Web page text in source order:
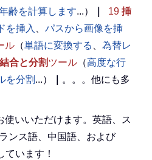
齢を計算します...） 19 挿
を挿入
パスから画像を挿
ル （単語に変換する
為替レ
結合と分割ツール （高度な行
を分割 ...）
。。。他にも多
使いいただけます。英語、ス
ンス語、中国語、および
います！